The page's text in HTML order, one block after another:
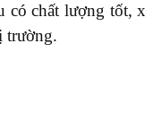
chất lượng tốt,
trường.